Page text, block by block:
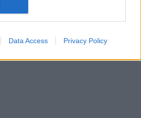
Data Access Privacy Policy